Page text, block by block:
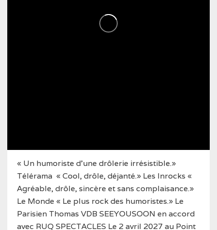
« Un humoriste d’une drôlerie irrésistible.»
Télérama « Cool, drôle, déjanté.» Les Inrocks «
Agréable, drôle, sincère et sans complaisance.»
Le Monde « Le plus rock des humoristes.» Le
Parisien Thomas VDB SEEYOUSOON en accord
avec RUQ SPECTACLES Le 2 avril 2027 au Point